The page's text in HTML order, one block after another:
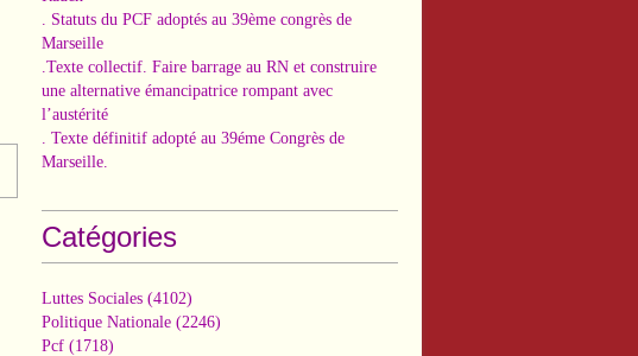
. Statuts du PCF adoptés au 39ème congrès de
Marseille
.Texte collectif. Faire barrage au RN et construire
une alternative émancipatrice rompant avec
l’austérité
. Texte définitif adopté au 39éme Congrès de
Marseille.
Catégories
Luttes Sociales (4102)
Politique Nationale (2246)
Pcf (1718)